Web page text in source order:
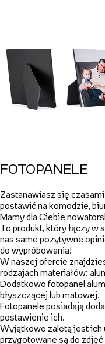
FOTOPANELE
Zastanawiasz się
postawić na komodzie,
Mamy dla Ciebie
To produkt, który łączy w
nas same pozytywne
do wypróbowania!
W naszej ofercie
rodzajach materiałów:
Dodatkowo fotopanel
błyszczącej lub matowej.
Fotopanele posiadają
postawienie ich.
Wyjątkowo zaletą jest ich
przygotowane są do